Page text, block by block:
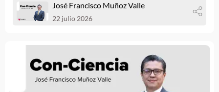
José Francisco Muñoz Valle
22 julio 2026